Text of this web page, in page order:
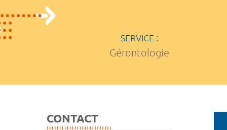
SERVICE :
Gérontologie
CONTACT